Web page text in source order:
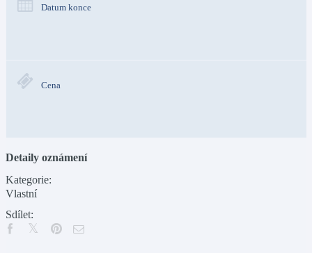
Datum konce
Cena
Detaily oznámení
Kategorie:
Vlastní
Sdílet: